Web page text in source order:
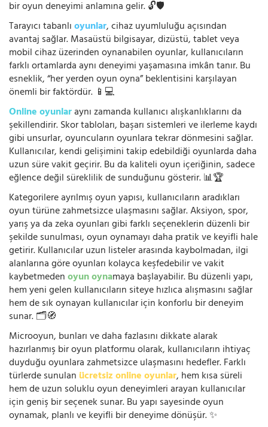
bir oyun deneyimi anlamına gelir. 🔓🛡️
Tarayıcı tabanlıoyunlar, cihaz uyumluluğu açısından
avantaj sağlar. Masaüstü bilgisayar, dizüstü, tablet veya
mobil cihaz üzerinden oynanabilen oyunlar, kullanıcıların
farklı ortamlarda aynı deneyimi yaşamasına imkân tanır. Bu
esneklik, “her yerden oyun oyna” beklentisini karşılayan
önemli bir faktördür. 📱💻
Online oyunlaraynı zamanda kullanıcı alışkanlıklarını da
şekillendirir. Skor tabloları, başarı sistemleri ve ilerleme kaydı
gibi unsurlar, oyuncuların oyunlara tekrar dönmesini sağlar.
Kullanıcılar, kendi gelişimini takip edebildiği oyunlarda daha
uzun süre vakit geçirir. Bu da kaliteli oyun içeriğinin, sadece
eğlence değil süreklilik de sunduğunu gösterir. 📊🏆
Kategorilere ayrılmış oyun yapısı, kullanıcıların aradıkları
oyun türüne zahmetsizce ulaşmasını sağlar. Aksiyon, spor,
yarış ya da zeka oyunları gibi farklı seçeneklerin düzenli bir
şekilde sunulması, oyun oynamayı daha pratik ve keyifli hale
getirir. Kullanıcılar uzun listeler arasında kaybolmadan, ilgi
alanlarına göre oyunları kolayca keşfedebilir ve vakit
kaybetmedenoyun oynamaya başlayabilir. Bu düzenli yapı,
hem yeni gelen kullanıcıların siteye hızlıca alışmasını sağlar
hem de sık oynayan kullanıcılar için konforlu bir deneyim
sunar. 🗂️🧭
Microoyun, bunları ve daha fazlasını dikkate alarak
hazırlanmış bir oyun platformu olarak, kullanıcıların ihtiyaç
duyduğu oyunlara zahmetsizce ulaşmasını hedefler. Farklı
türlerde sunulan ücretsiz online oyunlar, hem kısa süreli
hem de uzun soluklu oyun deneyimleri arayan kullanıcılar
için geniş bir seçenek sunar. Bu yapı sayesinde oyun
oynamak, planlı ve keyifli bir deneyime dönüşür. ✨